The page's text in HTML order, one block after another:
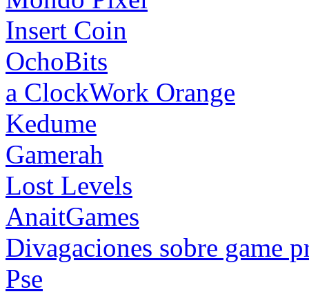
Insert Coin
OchoBits
a ClockWork Orange
Kedume
Gamerah
Lost Levels
AnaitGames
Divagaciones sobre game
Pse